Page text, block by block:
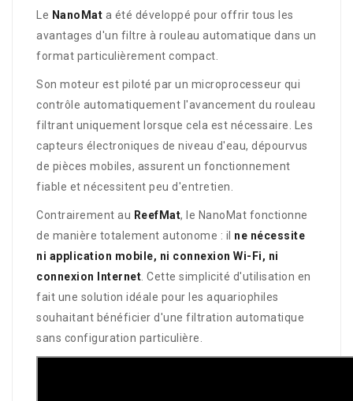
Le NanoMat a été développé pour offrir tous les
avantages d'un filtre à rouleau automatique dans un
format particulièrement compact.
Son moteur est piloté par un microprocesseur qui
contrôle automatiquement l'avancement du rouleau
filtrant uniquement lorsque cela est nécessaire. Les
capteurs électroniques de niveau d'eau, dépourvus
de pièces mobiles, assurent un fonctionnement
fiable et nécessitent peu d'entretien.
Contrairement au ReefMat, le NanoMat fonctionne
de manière totalement autonome : il ne nécessite
ni application mobile, ni connexion Wi-Fi, ni
connexion Internet . Cette simplicité d'utilisation en
fait une solution idéale pour les aquariophiles
souhaitant bénéficier d'une filtration automatique
sans configuration particulière.